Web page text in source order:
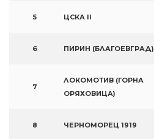
5 ЦСКА II
6 ПИРИН (БЛАГОЕВГРАД)
7
ЛОКОМОТИВ (ГОРНА
ОРЯХОВИЦА)
8 ЧЕРНОМОРЕЦ 1919